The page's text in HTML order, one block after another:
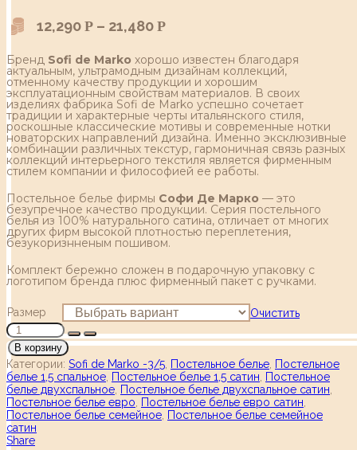
12,290 Р – 21,480 Р
Бренд Sofi de Marko хорошо известен благодаря
актуальным, ультрамодным дизайнам коллекций,
отменному качеству продукции и хорошим
эксплуатационным свойствам материалов. В своих
изделиях фабрика Sofi de Marko успешно сочетает
традиции и характерные черты итальянского стиля,
роскошные классические мотивы и современные нотки
новаторских направлений дизайна. Именно эксклюзивные
комбинации различных текстур, гармоничная связь разных
коллекций интерьерного текстиля является фирменным
стилем компании и философией ее работы.
Постельное белье фирмы Софи Де Марко — это
безупречное качество продукции. Серия постельного
белья из 100% натурального сатина, отличает от многих
других фирм высокой плотностью переплетения,
безукоризнненым пошивом.
Комплект бережно сложен в подарочную упаковку с
логотипом бренда плюс фирменный пакет с ручками.
Размер Очистить
В корзину
Категории: Sofi de Marko -3/5 Постельное белье Постельное
белье 1,5 спальное Постельное белье 1,5 сатин
Постельное
белье двухспальное Постельное белье двухспальное сатин
Постельное белье евро
Постельное белье евро сатин
Постельное белье семейное Постельное белье семейное
сатин
Share